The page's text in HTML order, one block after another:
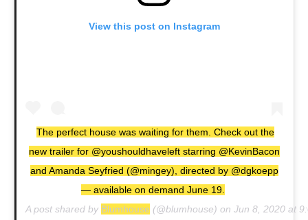
View this post on Instagram
The perfect house was waiting for them. Check out the
new trailer for @youshouldhaveleft starring @KevinBacon
and Amanda Seyfried (@mingey), directed by @dgkoepp
— available on demand June 19.
A post shared by Blumhouse (@blumhouse) on Jun 8, 2020 at